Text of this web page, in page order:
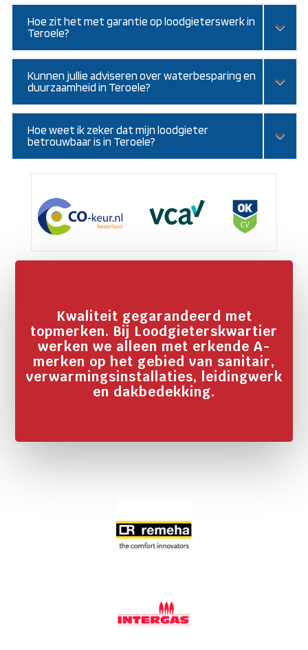
Hoe zit het met garantie op loodgieterswerk in
Teroele?
Kunnen jullie adviseren over waterbesparing en
duurzaamheid in Teroele?
Hoe weet ik zeker dat mijn loodgieter
betrouwbaar is in Teroele?
Kwaliteit gegarandeerd met
topmerken. Bij Loodgieterskwartier
werken we alleen met erkende A-
merken op het gebied van sanitair,
verwarmingsinstallaties, leidingwerk
en dakbedekking.